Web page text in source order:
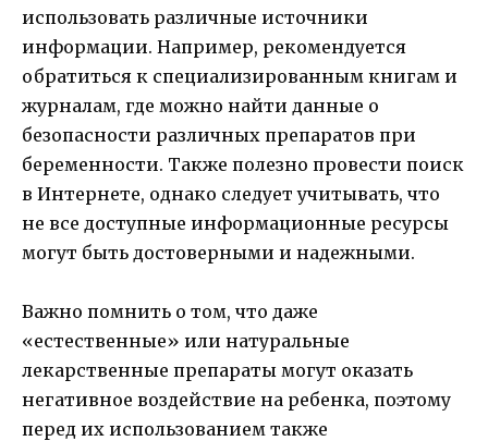
использовать различные источники
информации. Например, рекомендуется
обратиться к специализированным книгам и
журналам, где можно найти данные о
безопасности различных препаратов при
беременности. Также полезно провести поиск
в Интернете, однако следует учитывать, что
не все доступные информационные ресурсы
могут быть достоверными и надежными.
Важно помнить о том, что даже
«естественные» или натуральные
лекарственные препараты могут оказать
негативное воздействие на ребенка, поэтому
перед их использованием также